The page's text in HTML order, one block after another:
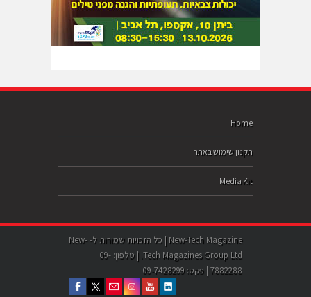
Home
תקנון שימוש באתר
Media Kit
New-Tech Magazine | כל הזכויות שמורות ל- New-
Tech Magazines Group Ltd. | טלפון: 09-
7882288 | פקס: 09-7428299